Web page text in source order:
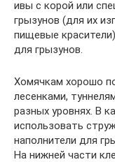
ивы с корой или
грызунов (для их
пищевые
для грызунов.
Хомячкам хорошо
лесенками,
разных уровнях. В
использовать
наполнители для
На нижней части